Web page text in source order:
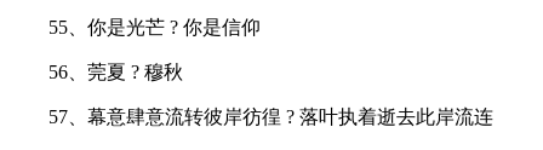
55、你是光芒 ? 你是信仰
56、莞夏 ? 穆秋
57、幕意肆意流转彼岸彷徨 ? 落叶执着逝去此岸流连